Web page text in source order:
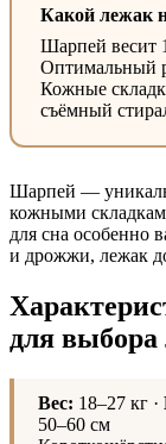
Какой лежак
Шарпей весит
Оптимальный
Кожные
съёмный
Шарпей —
кожными
для сна особенно
и дрожжи, лежак
для выбора
Вес: 18–27 кг ·
50–60 см